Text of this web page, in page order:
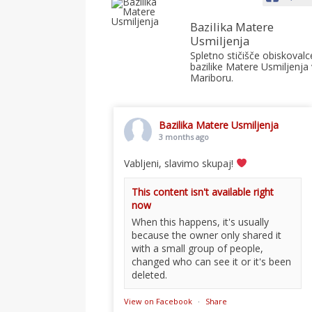
Bazilika Matere
Usmiljenja
Spletno stičišče
bazilike Matere Usmiljenja
Mariboru.
Bazilika Matere Usmiljenja
3 months ago
Vabljeni, slavimo skupaj!
This content isn't available right
now
When this happens, it's usually
because the owner only shared it
with a small group of people,
changed who can see it or it's been
deleted.
View on Facebook · Share